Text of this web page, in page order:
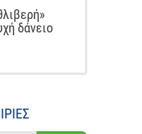
δάνειο